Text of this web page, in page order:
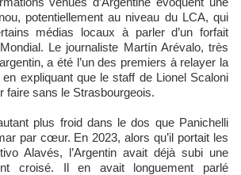
potentiellement au niveau du LCA, qui
médias locaux à parler d’un forfait
Le journaliste Martín Arévalo, très
a été l’un des premiers à relayer la
expliquant que le staff de Lionel Scaloni
faire sans le Strasbourgeois.
plus froid dans le dos que Panichelli
par cœur. En 2023, alors qu’il portait les
Alavés, l’Argentin avait déjà subi une
croisé. Il en avait longuement parlé